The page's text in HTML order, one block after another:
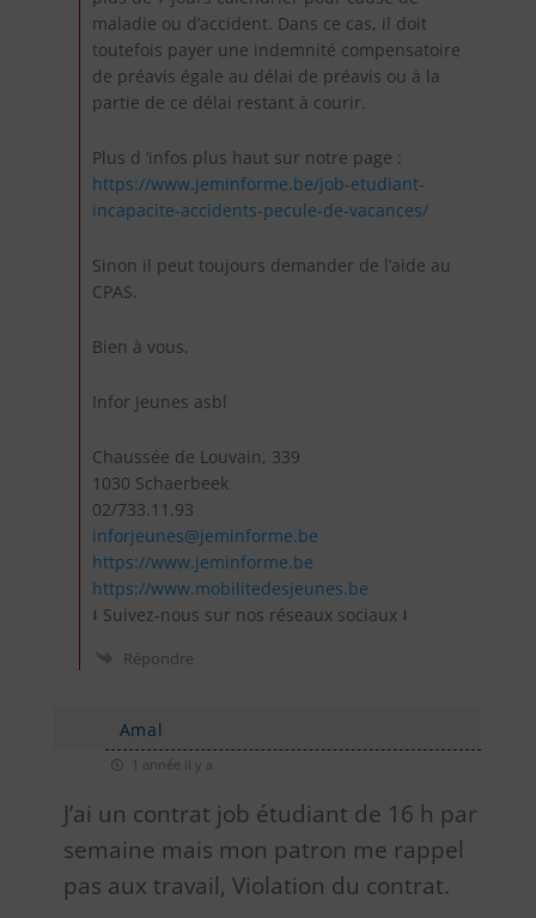
maladie ou d’accident. Dans ce cas, il doit
toutefois payer une indemnité compensatoire
de préavis égale au délai de préavis ou à la
partie de ce délai restant à courir.
Plus d ‘infos plus haut sur notre page :
https://www.jeminforme.be/job-etudiant-
incapacite-accidents-pecule-de-vacances/
Sinon il peut toujours demander de l’aide au
CPAS.
Bien à vous.
Infor Jeunes asbl
Chaussée de Louvain, 339
1030 Schaerbeek
02/733.11.93
inforjeunes@jeminforme.be
https://www.jeminforme.be
https://www.mobilitedesjeunes.be
⭣ Suivez-nous sur nos réseaux sociaux ⭣
Répondre
Amal
1 année il y a
J’ai un contrat job étudiant de 16 h par
semaine mais mon patron me rappel
pas aux travail, Violation du contrat.